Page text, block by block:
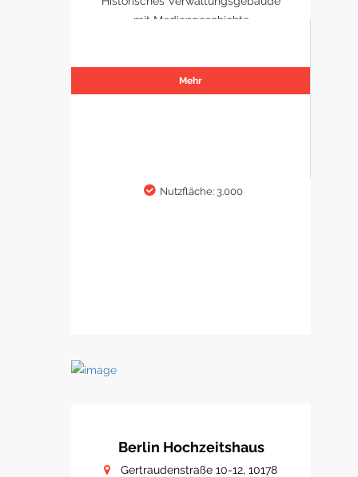
mit Mediengeschichte
Mehr
Nutzfläche: 3.000
Berlin Hochzeitshaus
Gertraudenstraße 10-12, 10178